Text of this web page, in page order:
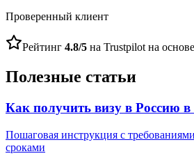
Проверенный клиент
Рейтинг 4.8/5 на Trustpilot на
Полезные статьи
Как получить визу в Россию в
Пошаговая инструкция с
сроками